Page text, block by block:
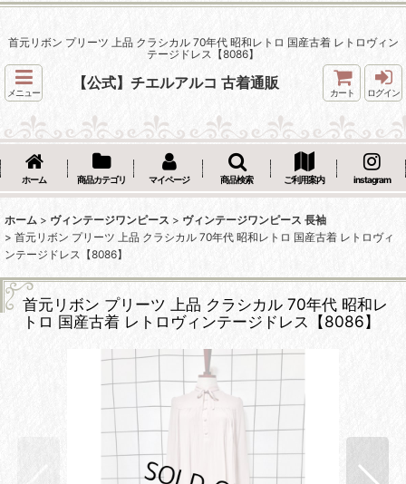
首元リボン プリーツ 上品 クラシカル 70年代 昭和レトロ 国産古着 レトロヴィン
テージドレス【8086】
メニュー
【公式】チエルアルコ 古着通販
カート ログイン
ホーム 商品カテゴリ マイページ 商品検索 ご利用案内 instagram
ホーム > ヴィンテージワンピース > ヴィンテージワンピース 長袖
> 首元リボン プリーツ 上品 クラシカル 70年代 昭和レトロ 国産古着 レトロヴィ
ンテージドレス【8086】
首元リボン プリーツ 上品 クラシカル 70年代 昭和レ
トロ 国産古着 レトロヴィンテージドレス【8086】